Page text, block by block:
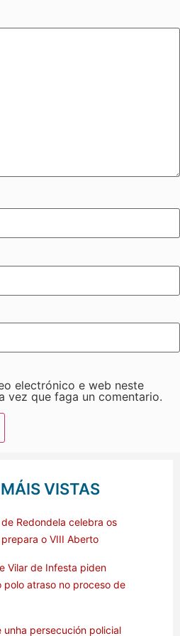
electrónico e web neste
vez que faga un comentario.
VISTAS
Redondela celebra os
o VIII Aberto
Vilar de Infesta piden
polo atraso no proceso de
unha persecución policial